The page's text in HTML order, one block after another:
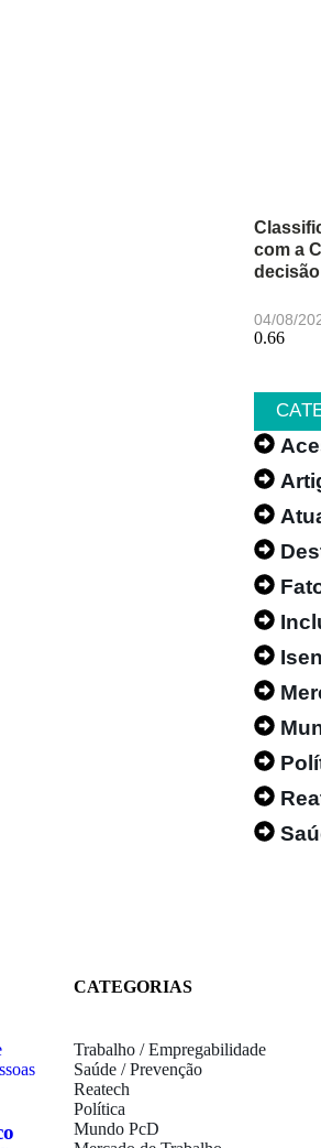
com a
04/08/
CATEGORIAS
Trabalho / Empregabilidade
Saúde / Prevenção
Reatech
Política
Mundo PcD